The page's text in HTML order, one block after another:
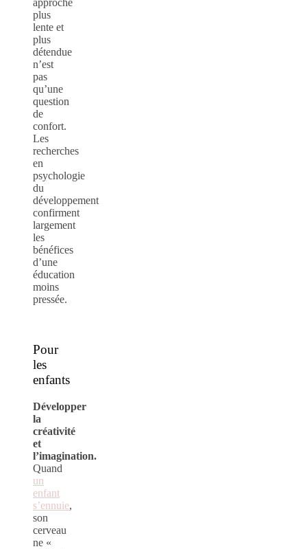
approche
plus
lente et
plus
détendue
n’est
pas
qu’une
question
de
confort.
Les
recherches
en
psychologie
du
développement
confirment
largement
les
bénéfices
d’une
éducation
moins
pressée.
Pour
les
enfants
Développer
la
créativité
et
l’imagination.
Quand
un
enfant
s’ennuie,
son
cerveau
ne «